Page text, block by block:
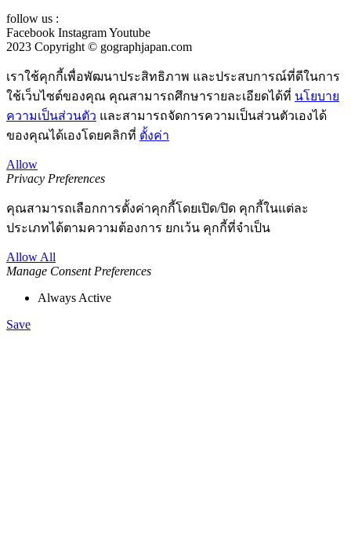
follow us :
Facebook InstagramYoutube
2023 Copyright © gographjapan.com
เราใช้คุกกี้เพื่อพัฒนาประสิทธิภาพ และประสบการณ์ที่ดีในการ
ใช้เว็บไซต์ของคุณ คุณสามารถศึกษารายละเอียดได้ที่ นโยบาย
ความเป็นส่วนตัว และสามารถจัดการความเป็นส่วนตัวเองได้
ของคุณได้เองโดยคลิกที่ ตั้งค่า
Allow
Privacy Preferences
คุณสามารถเลือกการตั้งค่าคุกกี้โดยเปิด/ปิด คุกกี้ในแต่ละ
ประเภทได้ตามความต้องการ ยกเว้น คุกกี้ที่จำเป็น
Allow All
Manage Consent Preferences
Always Active
Save